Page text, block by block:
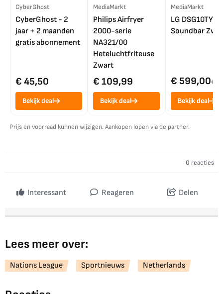
CyberGhost
CyberGhost - 2
jaar + 2 maanden
gratis abonnement
€ 45,50
Bekijk deal
MediaMarkt
Philips Airfryer
2000-serie
NA321/00
Heteluchtfriteuse
Zwart
€ 109,99
Bekijk deal
MediaMarkt
LG DSG10TY
Soundbar
€ 599,00€
Bekijk deal
Prijs en voorraad kunnen wijzigen. Aankopen lopen via de partner.
0 reacties
Interessant Reageren Delen
Lees meer over:
Nations League Sportnieuws Netherlands